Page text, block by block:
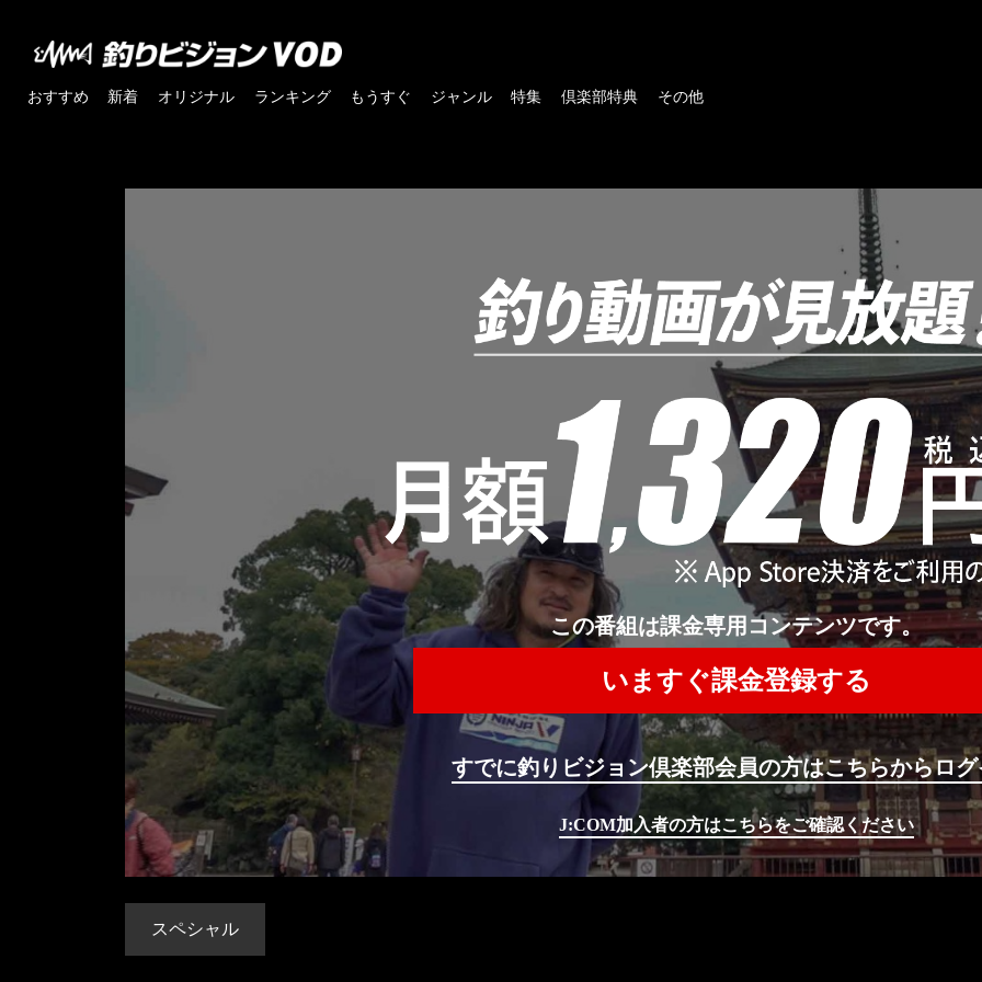
おすすめ 新着 オリジナル ランキング もうすぐ ジャンル 特集 倶楽部特典 その他
この番組は課金専用コンテンツです。
いますぐ課金登録する
すでに釣りビジョン倶楽部会員の方はこちらからロ
J:COM加入者の方はこちらをご確認ください
スペシャル